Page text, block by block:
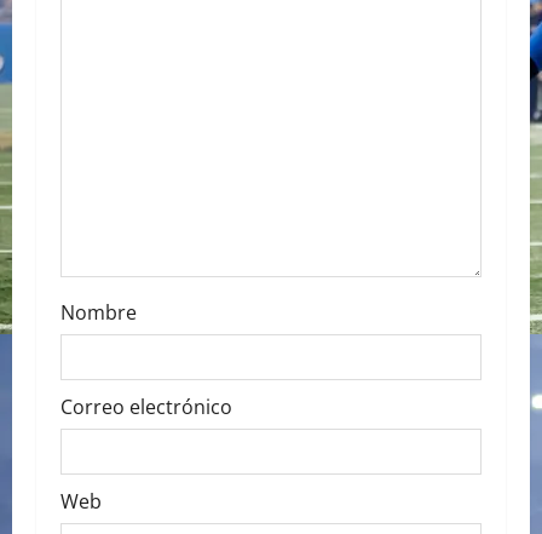
n
Nombre
Correo electrónico
Web